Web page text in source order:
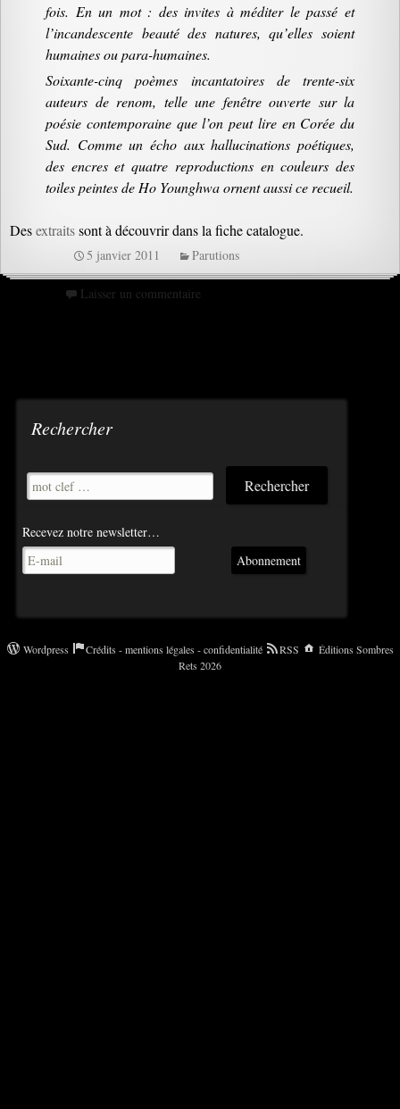
fois. En un mot : des invites à méditer le passé et
l’incandescente beauté des natures, qu’elles soient
humaines ou para-humaines.
Soixante-cinq poèmes incantatoires de trente-six
auteurs de renom, telle une fenêtre ouverte sur la
poésie contemporaine que l’on peut lire en Corée du
Sud. Comme un écho aux hallucinations poétiques,
des encres et quatre reproductions en couleurs des
toiles peintes de Ho Younghwa ornent aussi ce recueil.
Desextraitssont à découvrir dans la fiche catalogue.
5 janvier 2011 Parutions
Laisser un commentaire
Rechercher
Recevez notre newsletter…
Abonnement
Wordpress Crédits - mentions légales - confidentialité RSS
Éditions Sombres
Rets 2026